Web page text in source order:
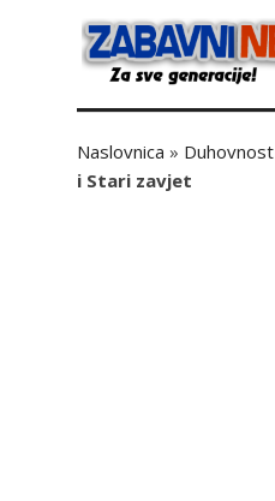
Naslovnica » Duhovnost
i Stari zavjet